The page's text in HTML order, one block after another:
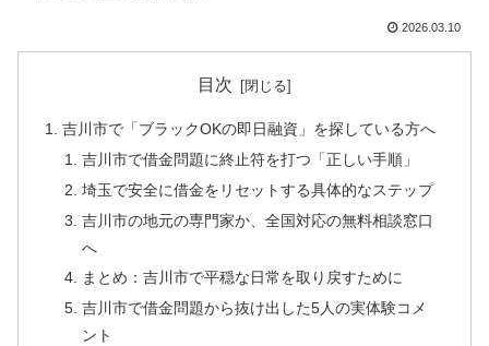
2026.03.10
目次
吉川市で「ブラックOKの即日融資」を探している方へ
吉川市で借金問題に終止符を打つ「正しい手順」
埼玉で安全に借金をリセットする具体的なステップ
吉川市の地元の専門家か、全国対応の無料相談窓口
へ
まとめ：吉川市で平穏な日常を取り戻すために
吉川市で借金問題から抜け出した5人の実体験コメ
ント